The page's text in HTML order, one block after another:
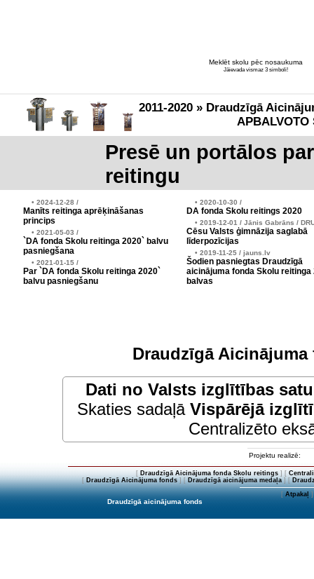
Meklēt skolu pēc nosaukuma
Jāievada vismaz 3 simboli!
2011-2020 » Draudzīgā
APBALVOTO
Presē un portālos
reitingu
• 2024-12-28 /
Manīts reitinga aprēķināšanas
princips
• 2021-05-03 /
`DA fonda Skolu reitinga 2020` balvu
pasniegšana
• 2021-01-15 /
Par `DA fonda Skolu reitinga 2020`
balvu pasniegšanu
• 2020-10-30 /
DA fonda Skolu reitings 2020
• 2019-12-01 / Jānis Gabrāns /
Cēsu Valsts ģimnāzija saglabā
līderpozīcijas
• 2019-11-25 / jauns.lv
Šodien pasniegtas Draudzīgā
aicinājuma fonda Skolu reitinga
balvas
Draudzīgā
Dati no Valsts izglītības
Skaties sadaļā Vispārējā
Centralizēto
Projektu realizē:
[ Draudzīgā Aicinājuma fonda Skolu reitings] [
[Draudzīgā Aicinājuma fonds] [Draudzīgā aicinājuma medaļa] [
[Atpakaļ]
Draudzīgā aicinājuma fonds